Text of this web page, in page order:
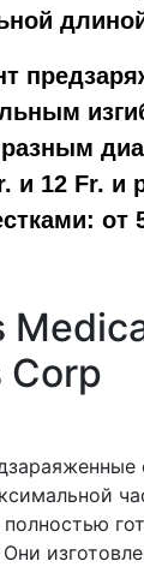
и 12 Fr. и
от
Corp